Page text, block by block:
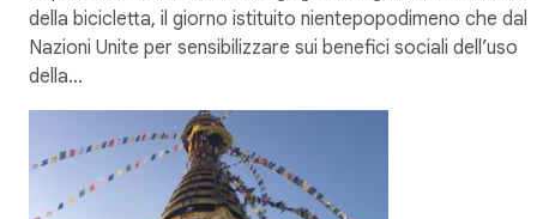
della bicicletta, il giorno istituito nientepopodimeno che
Nazioni Unite per sensibilizzare sui benefici sociali dell’uso
della…